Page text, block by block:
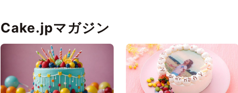
さいませ ※写真人物画は描
けません 5号 15cm
ませ ※写真人物画は描けま
Cake.jpマガジン